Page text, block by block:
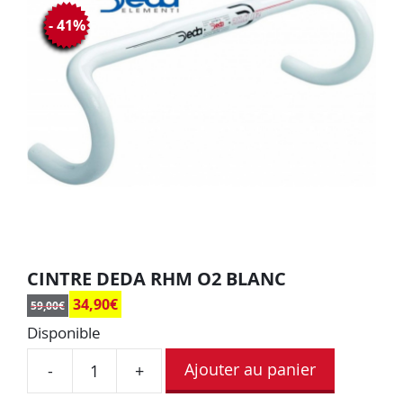
CINTRE DEDA RHM O2 BLANC
59,00€ 34,90€
- 41%
Disponible
- + Ajouter au panier